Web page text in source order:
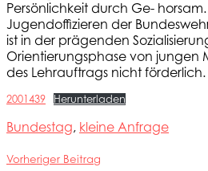
Persönlichkeit durch Ge-
Jugendoffizieren der
ist in der prägenden
Orientierungsphase von jungen
des Lehrauftrags nicht förderlich.
2001439 Herunterladen
Bundestag, kleine Anfrage
Vorheriger Beitrag